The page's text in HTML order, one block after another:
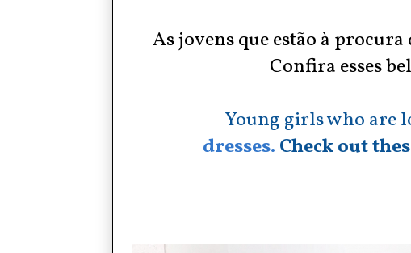
As jovens que estão à procura
Confira esses
Young girls who are
dresses. Check out